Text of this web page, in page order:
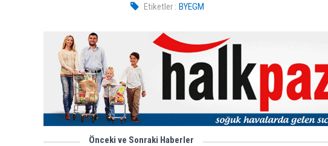
Etiketler : BYEGM
Önceki ve Sonraki Haberler